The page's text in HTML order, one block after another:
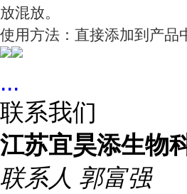
放混放。
使用方法：直接添加到产品
...
联系我们
江苏宜昊添生物
联系人 郭富强